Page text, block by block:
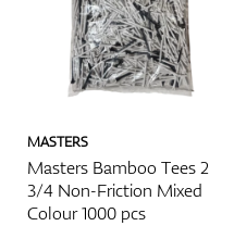
MASTERS
Masters Bamboo Tees 2
3/4 Non-Friction Mixed
Colour 1000 pcs